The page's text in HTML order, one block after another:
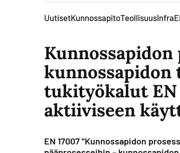
UutisetKunnossapitoTeollisuusInfra
Kunnossapidon
tukityökalut EN
aktiiviseen
EN 17007 ”Kunnossapidon